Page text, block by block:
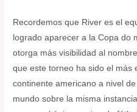
Recordemos que River es el
logrado aparecer a la Copa do
otorga más visibilidad al
que este torneo ha sido el más
continente americano a nivel
mundo sobre la misma